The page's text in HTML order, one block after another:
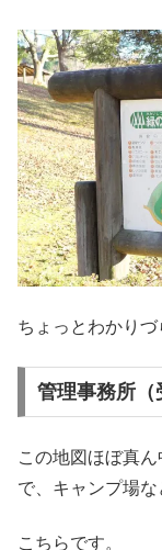
ちょっとわかり
管理事務所（
この地図ほぼ真
で、キャンプ場な
こちらです。